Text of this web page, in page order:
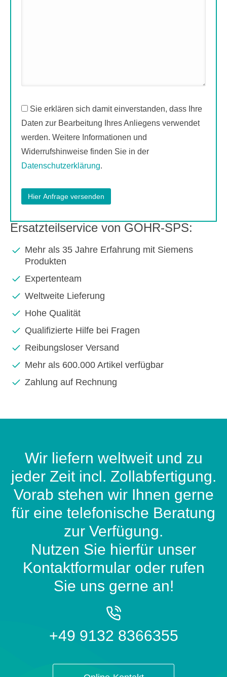
Sie erklären sich damit einverstanden, dass Ihre
Daten zur Bearbeitung Ihres Anliegens verwendet
werden. Weitere Informationen und
Widerrufshinweise finden Sie in der
Datenschutzerklärung.
Ersatzteilservice von GOHR-SPS:
Mehr als 35 Jahre Erfahrung mit Siemens
Produkten
Expertenteam
Weltweite Lieferung
Hohe Qualität
Qualifizierte Hilfe bei Fragen
Reibungsloser Versand
Mehr als 600.000 Artikel verfügbar
Zahlung auf Rechnung
Wir liefern weltweit und zu
jeder Zeit incl. Zollabfertigung.
Vorab stehen wir Ihnen gerne
für eine telefonische Beratung
zur Verfügung.
Nutzen Sie hierfür unser
Kontaktformular oder rufen
Sie uns gerne an!
+49 9132 8366355